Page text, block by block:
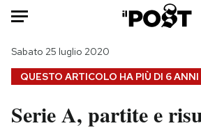
HOME
Italia
Moda
QUESTO ARTICOLO HA PIÙ DI 6 ANNI
Sabato 25 luglio 2020
Serie A, partite e